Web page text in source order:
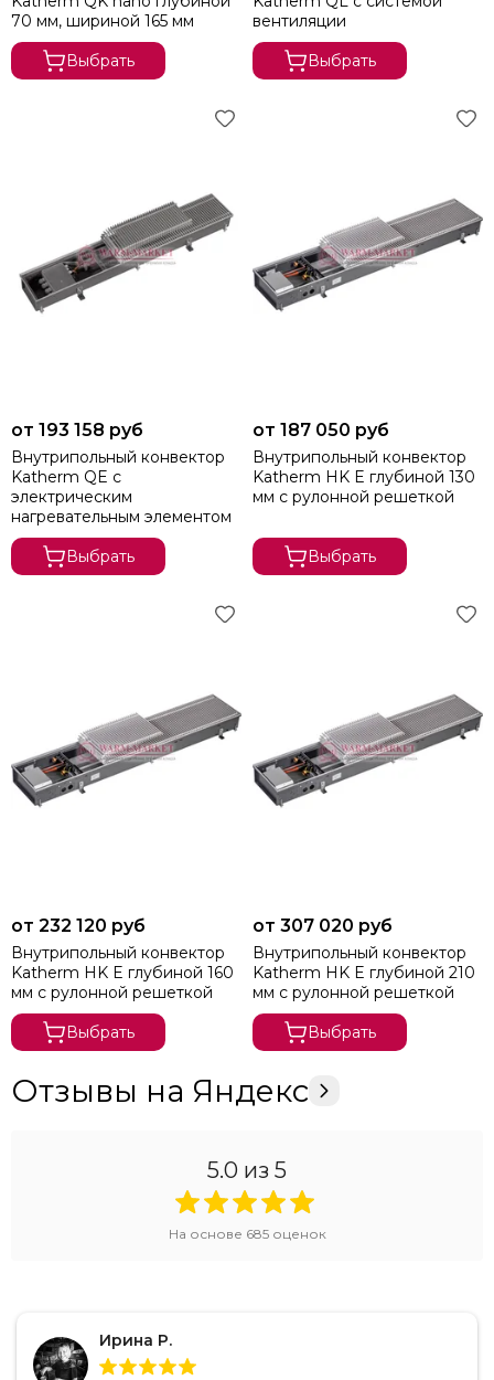
70 мм, шириной 165 мм
Выбрать
вентиляции
Выбрать
от 193 158 руб
Внутрипольный конвектор
Katherm QE с
электрическим
нагревательным элементом
Выбрать
от 187 050 руб
Внутрипольный конвектор
Katherm HK E глубиной 130
мм с рулонной решеткой
Выбрать
от 232 120 руб
Внутрипольный конвектор
Katherm HK E глубиной 160
мм с рулонной решеткой
Выбрать
от 307 020 руб
Внутрипольный конвектор
Katherm HK E глубиной 210
мм с рулонной решеткой
Выбрать
Отзывы на Яндекс
5.0 из 5
На основе 685оценок
Ирина Р.